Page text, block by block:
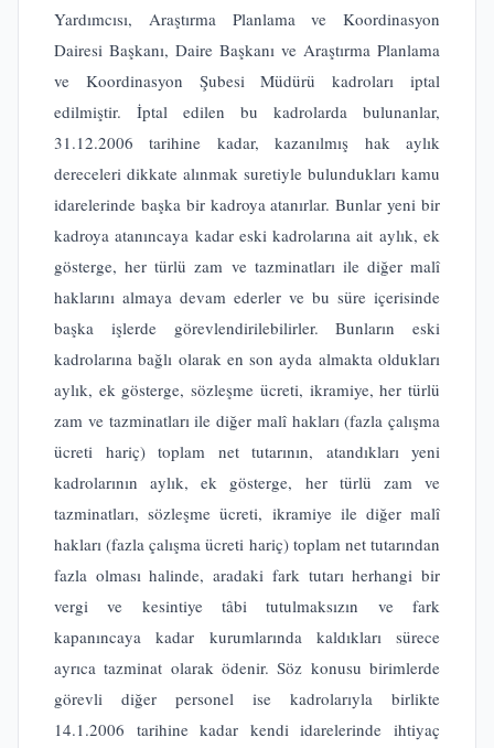
Yardımcısı, Araştırma Planlama ve Koordinasyon
Dairesi Başkanı, Daire Başkanı ve Araştırma Planlama
ve Koordinasyon Şubesi Müdürü kadroları iptal
edilmiştir. İptal edilen bu kadrolarda bulunanlar,
31.12.2006 tarihine kadar, kazanılmış hak aylık
dereceleri dikkate alınmak suretiyle bulundukları kamu
idarelerinde başka bir kadroya atanırlar. Bunlar yeni bir
kadroya atanıncaya kadar eski kadrolarına ait aylık, ek
gösterge, her türlü zam ve tazminatları ile diğer malî
haklarını almaya devam ederler ve bu süre içerisinde
başka işlerde görevlendirilebilirler. Bunların eski
kadrolarına bağlı olarak en son ayda almakta oldukları
aylık, ek gösterge, sözleşme ücreti, ikramiye, her türlü
zam ve tazminatları ile diğer malî hakları (fazla çalışma
ücreti hariç) toplam net tutarının, atandıkları yeni
kadrolarının aylık, ek gösterge, her türlü zam ve
tazminatları, sözleşme ücreti, ikramiye ile diğer malî
hakları (fazla çalışma ücreti hariç) toplam net tutarından
fazla olması halinde, aradaki fark tutarı herhangi bir
vergi ve kesintiye tâbi tutulmaksızın ve fark
kapanıncaya kadar kurumlarında kaldıkları sürece
ayrıca tazminat olarak ödenir. Söz konusu birimlerde
görevli diğer personel ise kadrolarıyla birlikte
14.1.2006 tarihine kadar kendi idarelerinde ihtiyaç